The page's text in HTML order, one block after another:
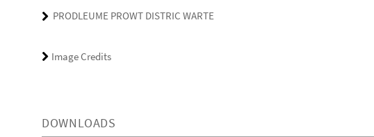
PRODLEUME PROWT DISTRIC WARTE
Image Credits
DOWNLOADS